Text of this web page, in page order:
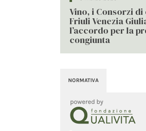
Vino, i Consorzi
Friuli Venezia
l’accordo per la
congiunta
NORMATIVA